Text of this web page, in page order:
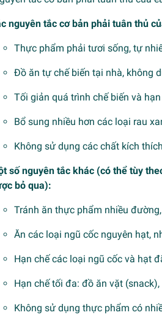
nguyên tắc cơ bản phải tuân thủ
Thực phẩm phải tươi sống, tự
Đồ ăn tự chế biến tại nhà, không
Tối giản quá trình chế biến và
Bổ sung nhiều hơn các loại rau
Không sử dụng các chất kích
số nguyên tắc khác (có thể tùy
bỏ qua):
Tránh ăn thực phẩm nhiều
Ăn các loại ngũ cốc nguyên hạt,
Hạn chế các loại ngũ cốc và hạt
Hạn chế tối đa: đồ ăn vặt
Không sử dụng thực phẩm có